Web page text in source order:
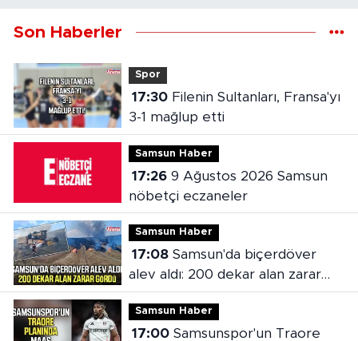
Son Haberler
Spor
17:30Filenin Sultanları, Fransa'yı
3-1 mağlup etti
Samsun Haber
17:269 Ağustos 2026 Samsun
nöbetçi eczaneler
Samsun Haber
17:08Samsun'da biçerdöver
alev aldı: 200 dekar alan zarar
gördü
Samsun Haber
17:00Samsunspor'un Traore